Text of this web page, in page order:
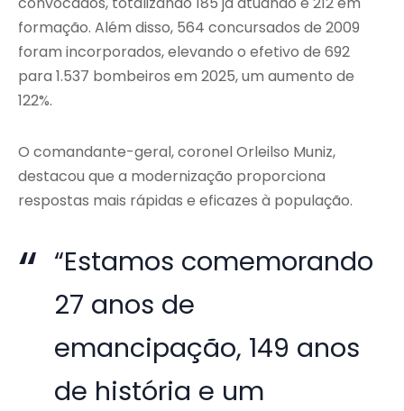
formação. Além disso, 564 concursados de 2009
foram incorporados, elevando o efetivo de 692
para 1.537 bombeiros em 2025, um aumento de
122%.
O comandante-geral, coronel Orleilso Muniz,
destacou que a modernização proporciona
respostas mais rápidas e eficazes à população.
“Estamos comemorando
27 anos de
emancipação, 149 anos
de história e um